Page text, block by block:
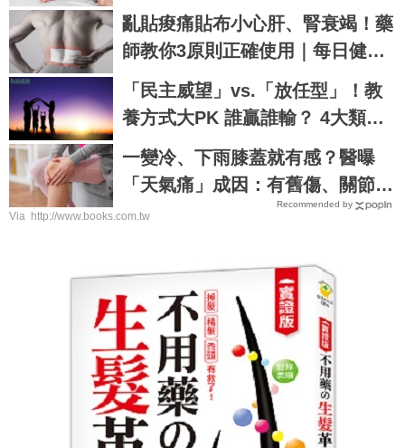
放鬆自救
亂貼痠痛貼布小心肝、腎衰竭！藥
師教你3原則正確使用｜每日健康
Health
「民主威望」vs.「放任型」！教
養方式大PK 誰贏誰輸？ 4大類父
母養出不同性格的孩子
一變冷、下雨膝蓋就有感？醫曝
「天氣痛」成因：有舊傷、關節發
炎更要命
Recommended by
Via http://www.books.com.tw